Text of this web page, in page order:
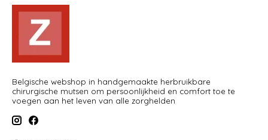
Belgische webshop in handgemaakte herbruikbare
chirurgische mutsen om persoonlijkheid en comfort toe te
voegen aan het leven van alle zorghelden